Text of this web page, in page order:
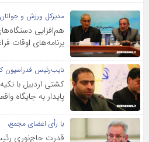
مدیرکل ورزش و جوانان
هم‌افزایی
برنامه‌های اوقات
نایب‌رئیس فدراسیون
کشتی اردبیل با
پایدار به جایگاه
با رأی اعضای مجمع،
قدرت حاج‌نوری